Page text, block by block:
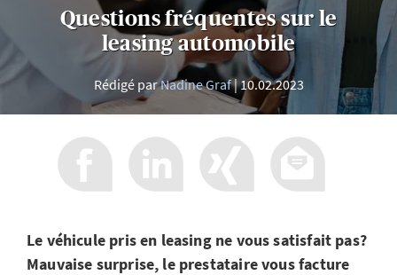
Questions fréquentes sur le
leasing automobile
Rédigé parNadine Graf 10.02.2023
Le véhicule pris en leasing ne vous satisfait pas?
Mauvaise surprise, le prestataire vous facture